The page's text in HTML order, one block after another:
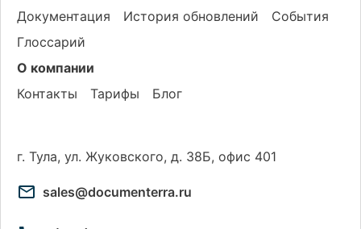
Документация
История обновлений
События
Глоссарий
О компании
Контакты
Тарифы Блог
г. Тула, ул. Жуковского, д. 38Б, офис 401
sales@documenterra.ru